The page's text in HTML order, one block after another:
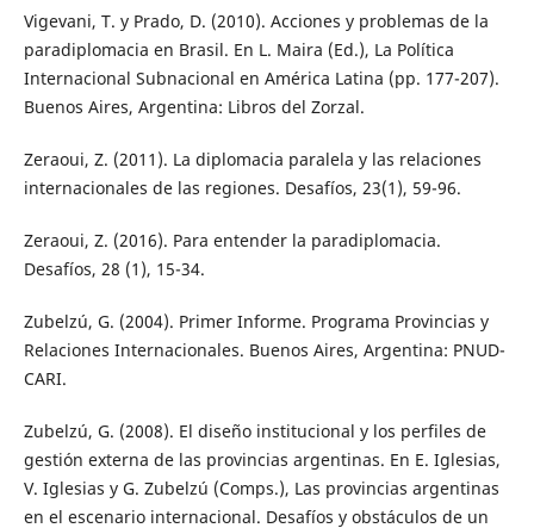
Vigevani, T. y Prado, D. (2010). Acciones y problemas de la
paradiplomacia en Brasil. En L. Maira (Ed.), La Política
Internacional Subnacional en América Latina (pp. 177-207).
Buenos Aires, Argentina: Libros del Zorzal.
Zeraoui, Z. (2011). La diplomacia paralela y las relaciones
internacionales de las regiones. Desafíos, 23(1), 59-96.
Zeraoui, Z. (2016). Para entender la paradiplomacia.
Desafíos, 28 (1), 15-34.
Zubelzú, G. (2004). Primer Informe. Programa Provincias y
Relaciones Internacionales. Buenos Aires, Argentina: PNUD-
CARI.
Zubelzú, G. (2008). El diseño institucional y los perfiles de
gestión externa de las provincias argentinas. En E. Iglesias,
V. Iglesias y G. Zubelzú (Comps.), Las provincias argentinas
en el escenario internacional. Desafíos y obstáculos de un